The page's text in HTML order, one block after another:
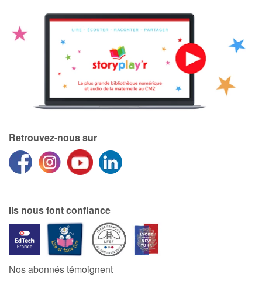
Retrouvez-nous sur
Ils nous font confiance
Nos abonnés témoignent